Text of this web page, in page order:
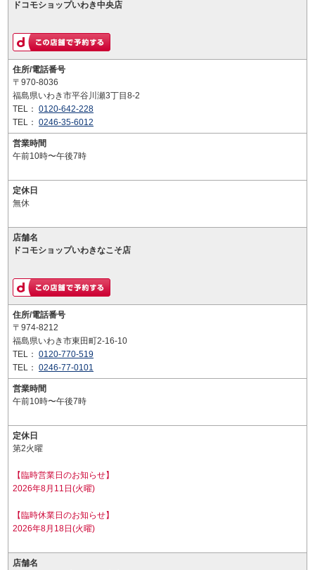
ドコモショップいわき中央店
住所/電話番号
〒970-8036
福島県いわき市平谷川瀬3丁目8-2
TEL： 0120-642-228
TEL： 0246-35-6012
営業時間
午前10時〜午後7時
定休日
無休
店舗名
ドコモショップいわきなこそ店
住所/電話番号
〒974-8212
福島県いわき市東田町2-16-10
TEL： 0120-770-519
TEL： 0246-77-0101
営業時間
午前10時〜午後7時
定休日
第2火曜
【臨時営業日のお知らせ】
2026年8月11日(火曜)
【臨時休業日のお知らせ】
2026年8月18日(火曜)
店舗名